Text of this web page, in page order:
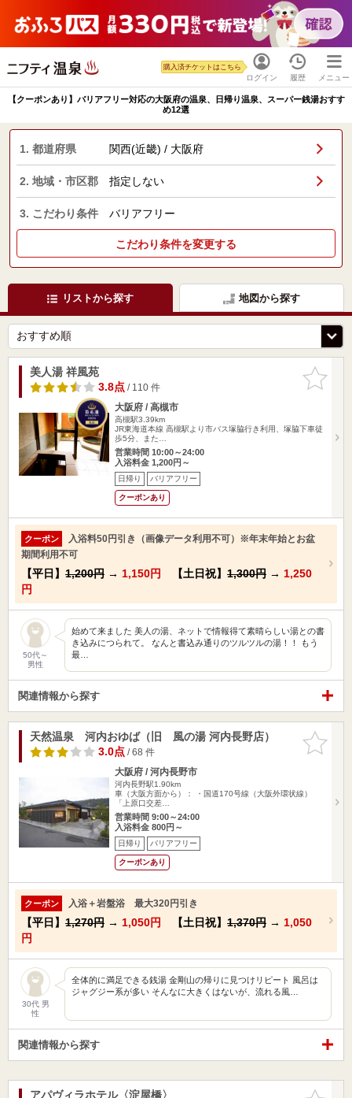
ログイン
購入済チケットはこちら
履歴 メニュー
【クーポンあり】バリアフリー対応の大阪府の温泉、日帰り温泉、スーパー銭湯おすす
め12選
1. 都道府県 関西(近畿) / 大阪府
2. 地域・市区郡 指定しない
3. こだわり条件 バリアフリー
こだわり条件を変更する
リストから探す 地図から探す
お気に入
りに追加
美人湯 祥風苑
3.8点/ 110 件
大阪府 / 高槻市
高槻駅3.39km
JR東海道本線 高槻駅より市バス塚脇行き利用、塚脇下車徒
歩5分、また…
営業時間 10:00～24:00
入浴料金 1,200円～
日帰り バリアフリー
クーポンあり
クーポン
入浴料50円引き（画像データ利用不可）※年末年始とお盆
期間利用不可
【平日】 1,200円 → 1,150円 【土日祝】 1,300円 → 1,250
円
50代～
男性
始めて来ました 美人の湯、ネットで情報得て素晴らしい湯との書
き込みにつられて。 なんと書込み通りのツルツルの湯！！ もう
最…
関連情報から探す
お気に入
りに追加
天然温泉 河内おゆば（旧 風の湯 河内長野店）
3.0点/ 68 件
大阪府 / 河内長野市
河内長野駅1.90km
車（大阪方面から）： ・国道170号線（大阪外環状線）
「上原口交差…
営業時間 9:00～24:00
入浴料金 800円～
日帰り バリアフリー
クーポンあり
クーポン 入浴＋岩盤浴 最大320円引き
【平日】 1,270円 → 1,050円 【土日祝】 1,370円 → 1,050
円
30代 男
性
全体的に満足できる銭湯 金剛山の帰りに見つけリピート 風呂は
ジャグジー系が多い そんなに大きくはないが、流れる風…
関連情報から探す
お気に入
アパヴィラホテル〈淀屋橋〉